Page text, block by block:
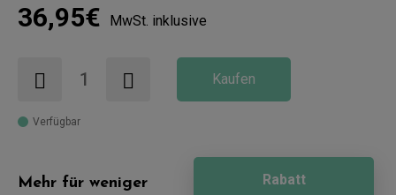
36,95€ MwSt. inklusive
Kaufen
Verfügbar
Mehr für weniger Rabatt